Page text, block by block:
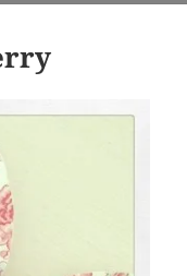
WIDGETS